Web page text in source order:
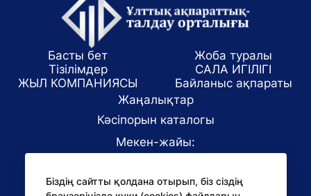
Біздің сайтты қолдана отырып, біз сіздің
Басты бет
Жоба туралы
Тізілімдер
САЛА ИГІЛІГІ
ЖЫЛ КОМПАНИЯСЫ
Байланыс ақпараты
Жаңалықтар
Кәсіпорын каталогы
Мекен-жайы:
E-mail: